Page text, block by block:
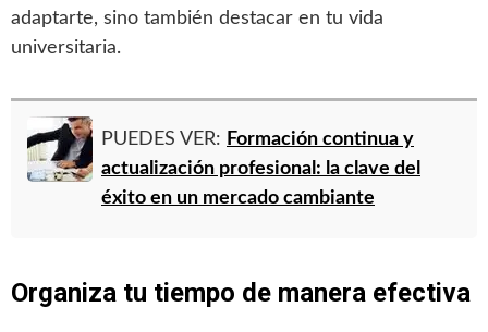
adaptarte, sino también destacar en tu vida
universitaria.
PUEDES VER: Formación continua y
actualización profesional: la clave del
éxito en un mercado cambiante
Organiza tu tiempo de manera efectiva